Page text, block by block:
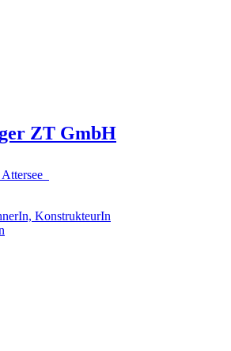
ZT GmbH
KonstrukteurIn